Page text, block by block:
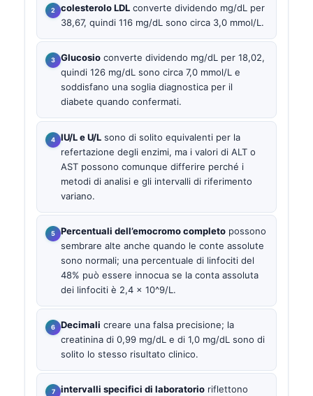
colesterolo LDL converte dividendo mg/dL per
38,67, quindi 116 mg/dL sono circa 3,0 mmol/L.
Glucosio converte dividendo mg/dL per 18,02,
quindi 126 mg/dL sono circa 7,0 mmol/L e
soddisfano una soglia diagnostica per il
diabete quando confermati.
IU/L e U/L sono di solito equivalenti per la
refertazione degli enzimi, ma i valori di ALT o
AST possono comunque differire perché i
metodi di analisi e gli intervalli di riferimento
variano.
Percentuali dell’emocromo completo possono
sembrare alte anche quando le conte assolute
sono normali; una percentuale di linfociti del
48% può essere innocua se la conta assoluta
dei linfociti è 2,4 x 10^9/L.
Decimali creare una falsa precisione; la
creatinina di 0,99 mg/dL e di 1,0 mg/dL sono di
solito lo stesso risultato clinico.
intervalli specifici di laboratorio riflettono